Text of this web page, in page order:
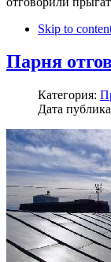
Skip to
Парня
Категория:
Дата